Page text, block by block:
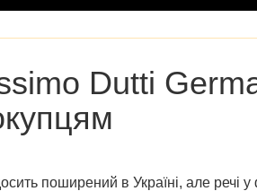
Dutti
поширений в Україні, але речі